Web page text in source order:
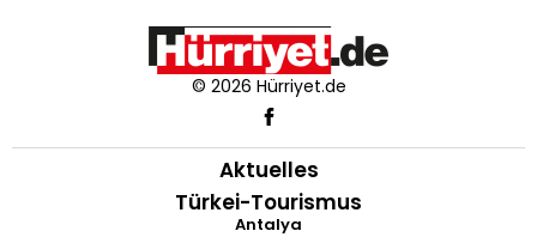
© 2026 Hürriyet.de
Aktuelles
Türkei-Tourismus
Antalya